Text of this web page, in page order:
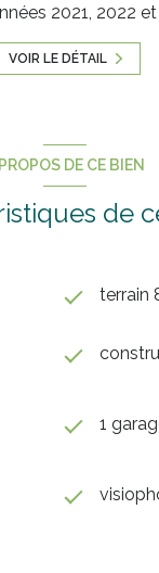
2021, 2022
VOIR LE DÉTAIL
DE CE BIEN
de
terrain
1